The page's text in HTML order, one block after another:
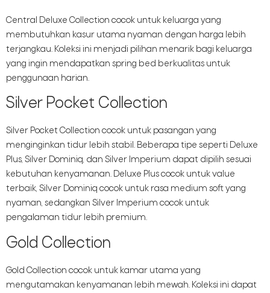
Central Deluxe Collection cocok untuk keluarga yang
membutuhkan kasur utama nyaman dengan harga lebih
terjangkau. Koleksi ini menjadi pilihan menarik bagi keluarga
yang ingin mendapatkan spring bed berkualitas untuk
penggunaan harian.
Silver Pocket Collection
Silver Pocket Collection cocok untuk pasangan yang
menginginkan tidur lebih stabil. Beberapa tipe seperti Deluxe
Plus, Silver Dominiq, dan Silver Imperium dapat dipilih sesuai
kebutuhan kenyamanan. Deluxe Plus cocok untuk value
terbaik, Silver Dominiq cocok untuk rasa medium soft yang
nyaman, sedangkan Silver Imperium cocok untuk
pengalaman tidur lebih premium.
Gold Collection
Gold Collection cocok untuk kamar utama yang
mengutamakan kenyamanan lebih mewah. Koleksi ini dapat